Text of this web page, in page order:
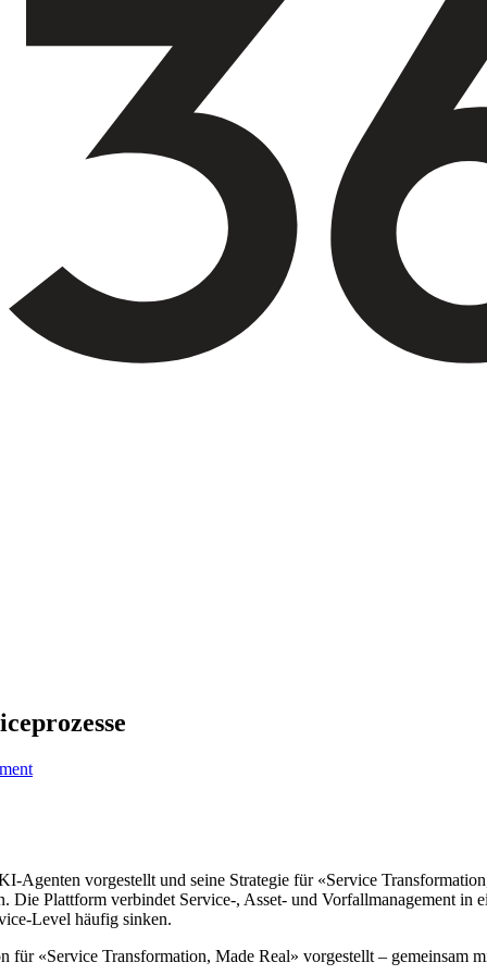
Agenten vorgestellt und seine Strategie für «Service
Die Plattform verbindet Service-, Asset- und Vorfallmanagement
Level häufig sinken.
für «Service Transformation, Made Real» vorgestellt – gemeinsam